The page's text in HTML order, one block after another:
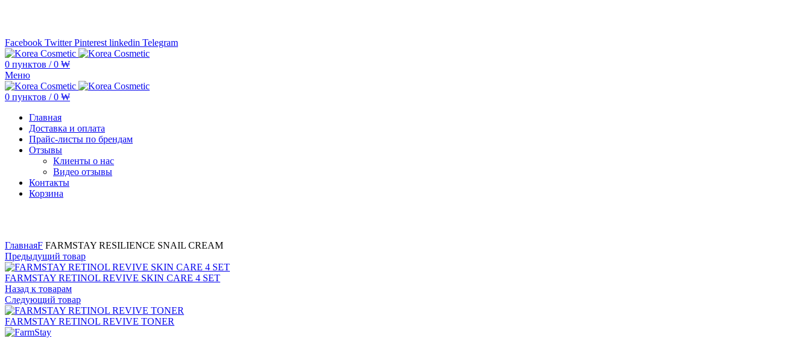
Facebook Twitter Pinterest linkedin Telegram
0 пунктов / 0 ₩
Меню
0 пунктов / 0 ₩
Главная
Доставка и оплата
Прайс-листы по брендам
Отзывы
Клиенты о нас
Видео отзывы
Контакты
Корзина
ГлавнаяF FARMSTAY RESILIENCE SNAIL CREAM
Предыдущий товар
FARMSTAY RETINOL REVIVE SKIN CARE 4 SET
Назад к товарам
Следующий товар
FARMSTAY RETINOL REVIVE TONER